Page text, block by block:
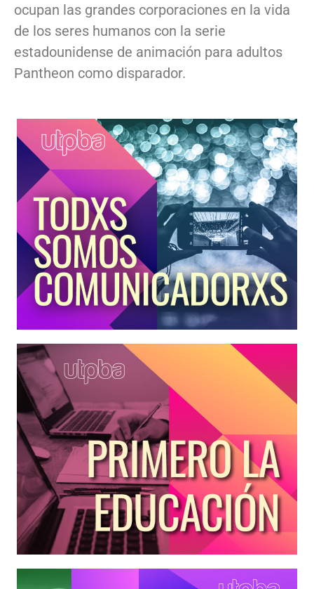
ocupan las grandes corporaciones en la vida
de los seres humanos con la serie
estadounidense de animación para adultos
Pantheon como disparador.